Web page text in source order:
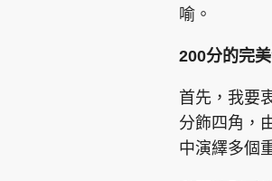
集團旗下品牌
喻。
200分的完
首先，我要
分飾四角，
中演繹多個